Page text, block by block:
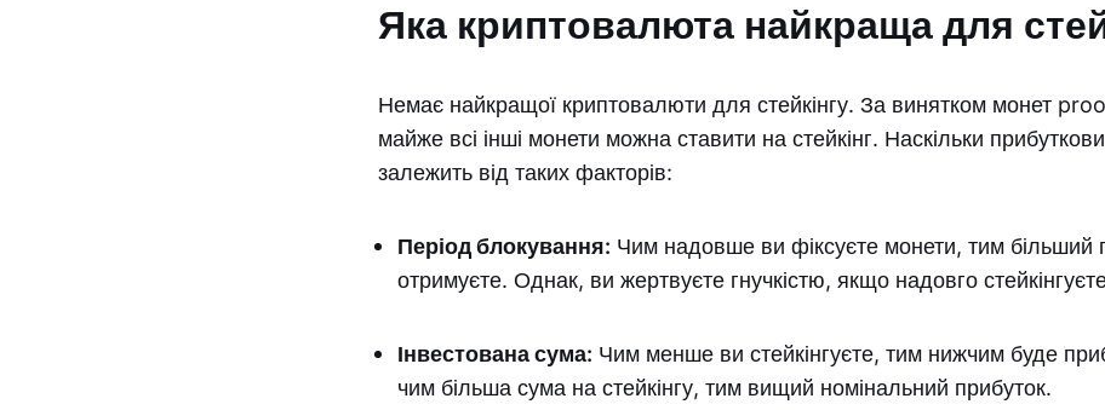
Яка криптовалюта найкраща для
Немає найкращої криптовалюти для стейкінгу. За винятком монет
майже всі інші монети можна ставити на стейкінг. Наскільки
залежить від таких факторів:
Період блокування: Чим надовше ви фіксуєте монети, тим більший
отримуєте. Однак, ви жертвуєте гнучкістю, якщо надовго
Інвестована сума: Чим менше ви стейкінгуєте, тим нижчим буде
чим більша сума на стейкінгу, тим вищий номінальний прибуток.